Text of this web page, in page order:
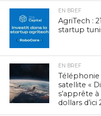
EN BREF
AgriTech :
startup
EN BREF
satellite «
s’apprête
dollars d’ici